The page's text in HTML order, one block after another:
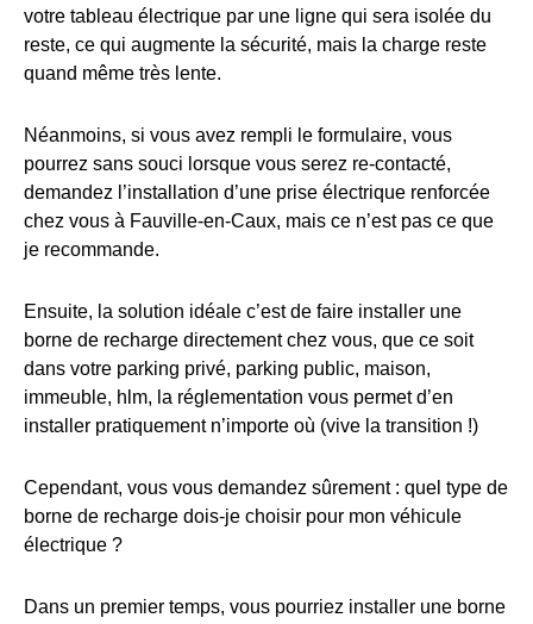
votre tableau électrique par une ligne qui sera isolée du
reste, ce qui augmente la sécurité, mais la charge reste
quand même très lente.
Néanmoins, si vous avez rempli le formulaire, vous
pourrez sans souci lorsque vous serez re-contacté,
demandez l’installation d’une prise électrique renforcée
chez vous à Fauville-en-Caux, mais ce n’est pas ce que
je recommande.
Ensuite, la solution idéale c’est de faire installer une
borne de recharge directement chez vous, que ce soit
dans votre parking privé, parking public, maison,
immeuble, hlm, la réglementation vous permet d’en
installer pratiquement n’importe où (vive la transition !)
Cependant, vous vous demandez sûrement : quel type de
borne de recharge dois-je choisir pour mon véhicule
électrique ?
Dans un premier temps, vous pourriez installer une borne